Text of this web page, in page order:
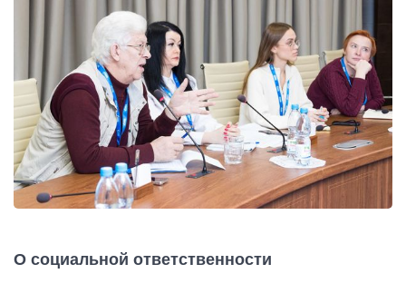
О социальной ответственности